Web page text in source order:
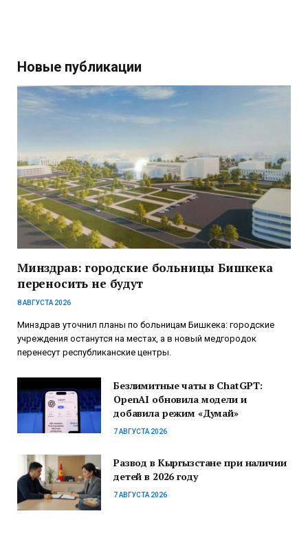
Новые публикации
Минздрав: городские больницы Бишкека
переносить не будут
8 АВГУСТА 2026
Минздрав уточнил планы по больницам Бишкека: городские
учреждения останутся на местах, а в новый медгородок
перенесут республиканские центры.
Безлимитные чаты в ChatGPT:
OpenAI обновила модели и
добавила режим «Думай»
7 АВГУСТА 2026
Развод в Кыргызстане при наличии
детей в 2026 году
7 АВГУСТА 2026